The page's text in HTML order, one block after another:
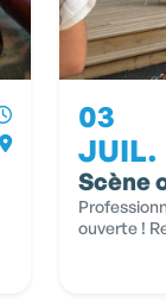
03
JUIL.
Scène
ouverte !